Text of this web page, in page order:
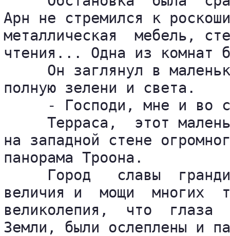
Арн не стремился к
металлическая  мебель,
чтения... Одна из комнат
Он заглянул в
полную зелени и света.
- Господи, мне и во
Терраса,  этот
на западной стене
панорама Троона.
Город   славы
величия и  мощи  многих
великолепия,  что  глаза
Земли, были ослеплены и